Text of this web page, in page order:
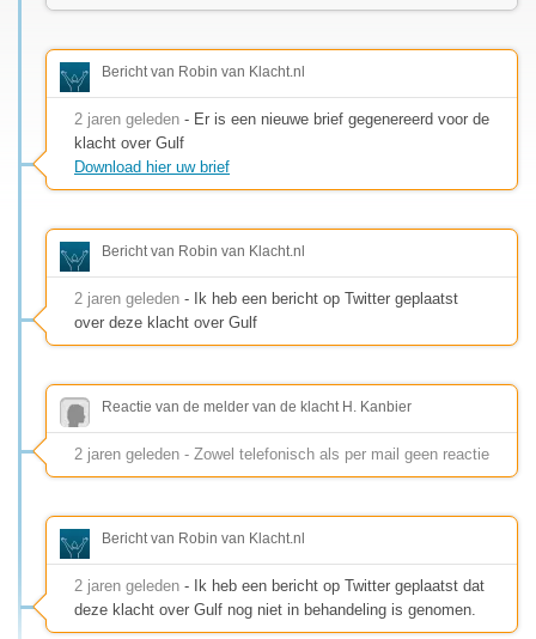
Bericht van Robin van Klacht.nl
2 jaren geleden - Er is een nieuwe brief gegenereerd voor de
klacht over Gulf
Download hier uw brief
Bericht van Robin van Klacht.nl
2 jaren geleden - Ik heb een bericht op Twitter geplaatst
over deze klacht over Gulf
Reactie van de melder van de klacht H. Kanbier
2 jaren geleden - Zowel telefonisch als per mail geen reactie
Bericht van Robin van Klacht.nl
2 jaren geleden - Ik heb een bericht op Twitter geplaatst dat
deze klacht over Gulf nog niet in behandeling is genomen.